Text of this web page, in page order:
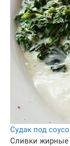
Судак под
Сливки жирные